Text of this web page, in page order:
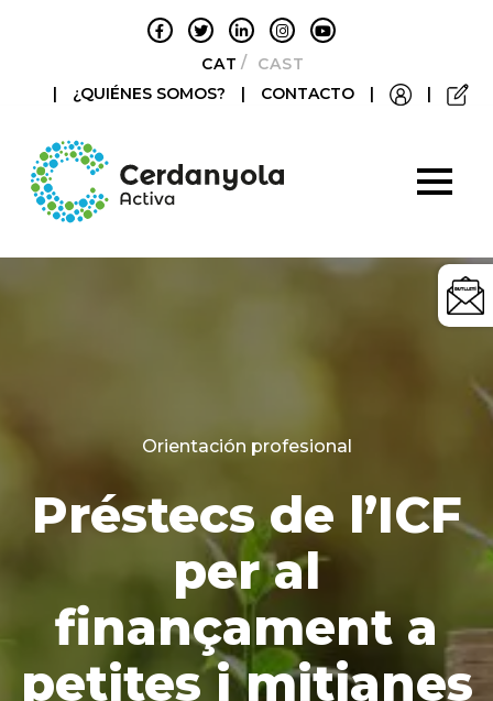
CATALÀCASTELLANO
|
¿QUIÉNES SOMOS? | CONTACTO | |
Categories
Orientación profesional
Préstecs de l’ICF
per al
finançament a
petites i mitjanes